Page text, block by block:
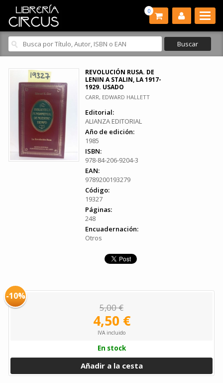
0
REVOLUCIÓN RUSA. DE
LENIN A STALIN, LA 1917-
1929. USADO
CARR, EDWARD HALLETT
Editorial:
ALIANZA EDITORIAL
Año de edición:
1985
ISBN:
978-84-206-9204-3
EAN:
9789200193279
Código:
19327
Páginas:
248
Encuadernación:
Otros
-10%
5,00 €
4,50 €
IVA incluido
En stock
Añadir a la cesta